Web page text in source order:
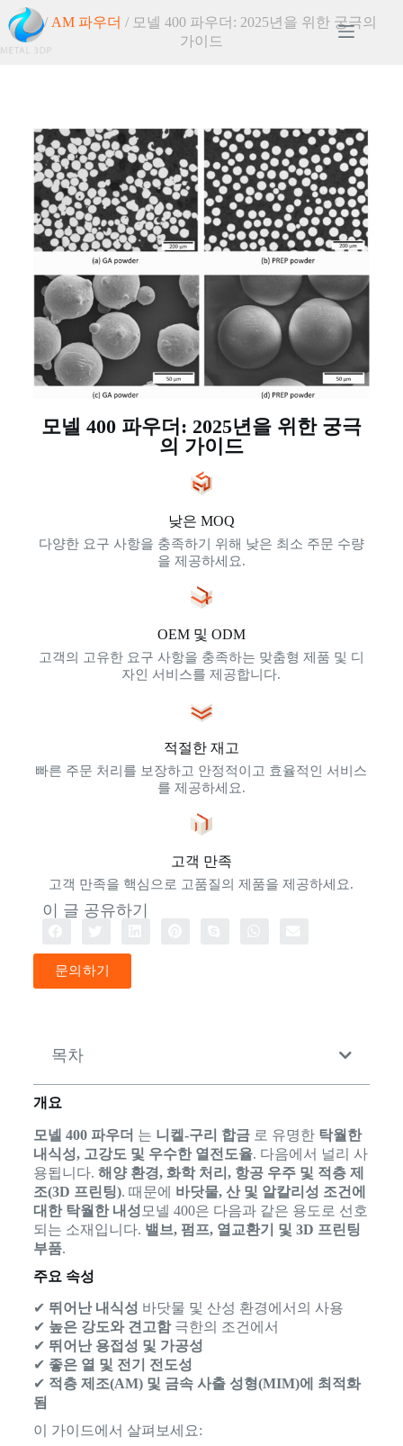
홈 / AM 파우더 / 모넬 400 파우더: 2025년을 위한 궁극의
가이드
모넬 400 파우더: 2025년을 위한 궁극
의 가이드
낮은 MOQ
다양한 요구 사항을 충족하기 위해 낮은 최소 주문 수량
을 제공하세요.
OEM 및 ODM
고객의 고유한 요구 사항을 충족하는 맞춤형 제품 및 디
자인 서비스를 제공합니다.
적절한 재고
빠른 주문 처리를 보장하고 안정적이고 효율적인 서비스
를 제공하세요.
고객 만족
고객 만족을 핵심으로 고품질의 제품을 제공하세요.
이 글 공유하기
문의하기
목차
개요
모넬 400 파우더 는 니켈-구리 합금로 유명한 탁월한
내식성, 고강도 및 우수한 열전도율. 다음에서 널리 사
용됩니다. 해양 환경, 화학 처리, 항공 우주 및 적층 제
조(3D 프린팅). 때문에 바닷물, 산 및 알칼리성 조건에
대한 탁월한 내성 모넬 400은 다음과 같은 용도로 선호
되는 소재입니다. 밸브, 펌프, 열교환기 및 3D 프린팅
부품.
주요 속성
✔ 뛰어난 내식성 바닷물 및 산성 환경에서의 사용
✔ 높은 강도와 견고함극한의 조건에서
✔ 뛰어난 용접성 및 가공성
✔ 좋은 열 및 전기 전도성
✔ 적층 제조(AM) 및 금속 사출 성형(MIM)에 최적화
됨
이 가이드에서 살펴보세요: